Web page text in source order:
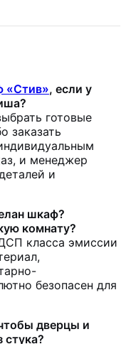
«Стив», если у
готовые
заказать
и менеджер
и
шкаф?
комнату?
класса эмиссии
безопасен для
дверцы и
стука?